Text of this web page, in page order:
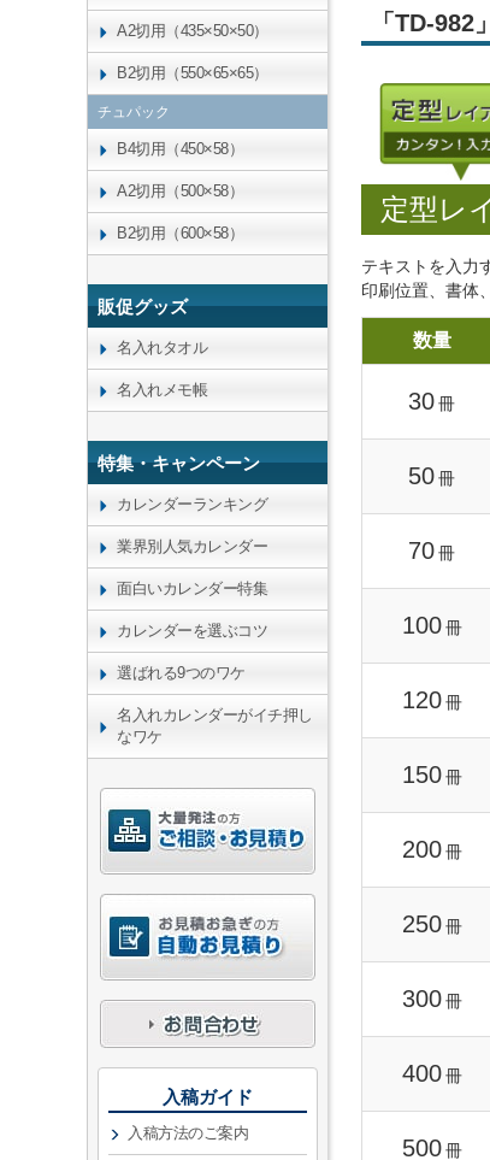
「TD-
定型レ
テキストを入力
印刷位置、書体
数量
30冊
50冊
70冊
100 冊
120 冊
150 冊
200 冊
250 冊
300 冊
400 冊
500 冊
A2切用（435×50×50）
B2切用（550×65×65）
チュパック
B4切用（450×58）
A2切用（500×58）
B2切用（600×58）
販促グッズ
名入れタオル
名入れメモ帳
特集・キャンペーン
カレンダーランキング
業界別人気カレンダー
面白いカレンダー特集
カレンダーを選ぶコツ
選ばれる9つのワケ
名入れカレンダーがイチ押し
なワケ
入稿ガイド
入稿方法のご案内